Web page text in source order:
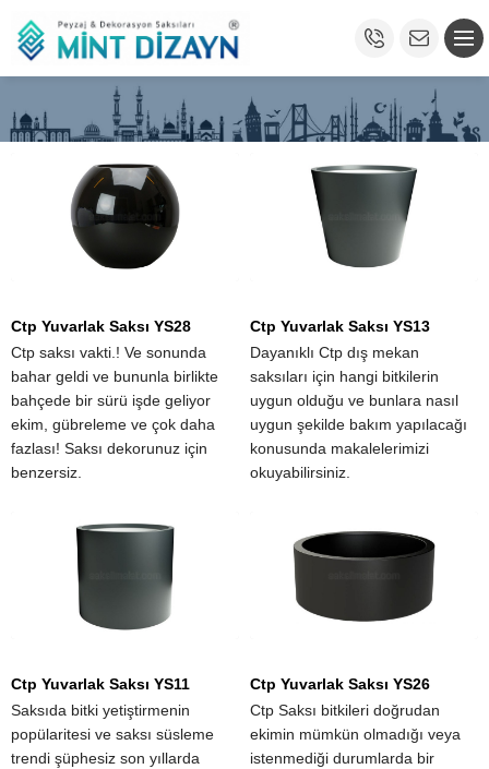
Ctp Yuvarlak Saksı YS28
Ctp saksı vakti.! Ve sonunda
bahar geldi ve bununla birlikte
bahçede bir sürü işde geliyor
ekim, gübreleme ve çok daha
fazlası! Saksı dekorunuz için
benzersiz.
Ctp Yuvarlak Saksı YS13
Dayanıklı Ctp dış mekan
saksıları için hangi bitkilerin
uygun olduğu ve bunlara nasıl
uygun şekilde bakım yapılacağı
konusunda makalelerimizi
okuyabilirsiniz.
Ctp Yuvarlak Saksı YS11
Saksıda bitki yetiştirmenin
popülaritesi ve saksı süsleme
trendi şüphesiz son yıllarda
Ctp Yuvarlak Saksı YS26
Ctp Saksı bitkileri doğrudan
ekimin mümkün olmadığı veya
istenmediği durumlarda bir